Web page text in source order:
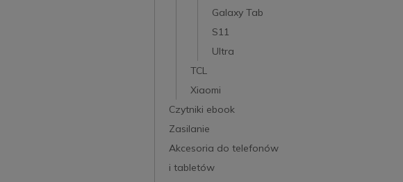
Galaxy Tab
S11
Ultra
TCL
Xiaomi
Czytniki ebook
Zasilanie
Akcesoria do telefonów
i tabletów